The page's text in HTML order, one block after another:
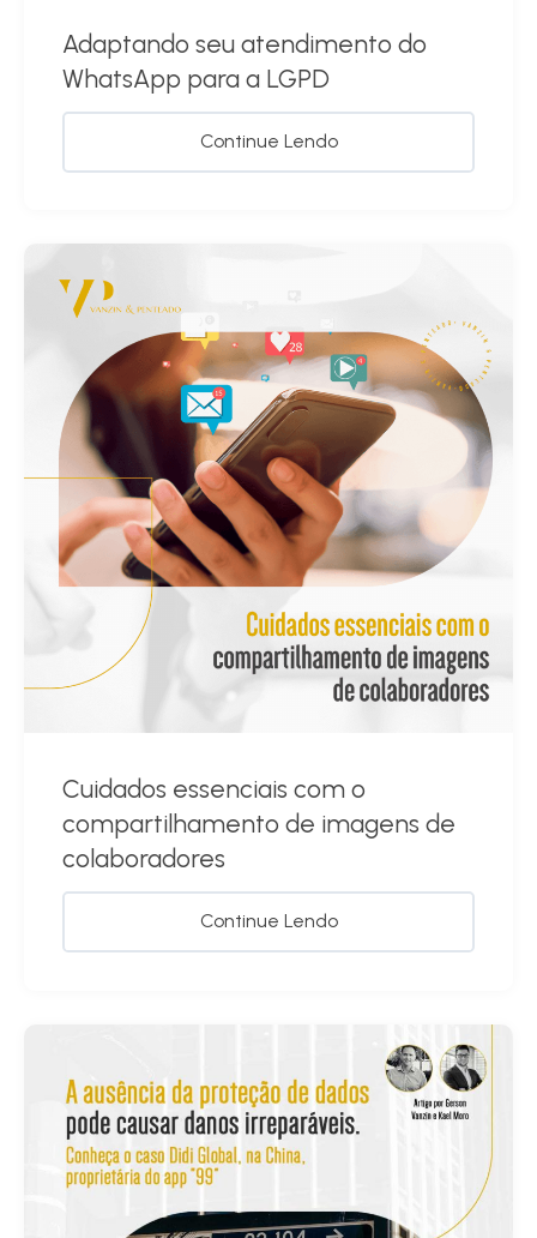
Adaptando seu atendimento do
WhatsApp para a LGPD
Continue Lendo
Cuidados essenciais com o
compartilhamento de imagens de
colaboradores
Continue Lendo